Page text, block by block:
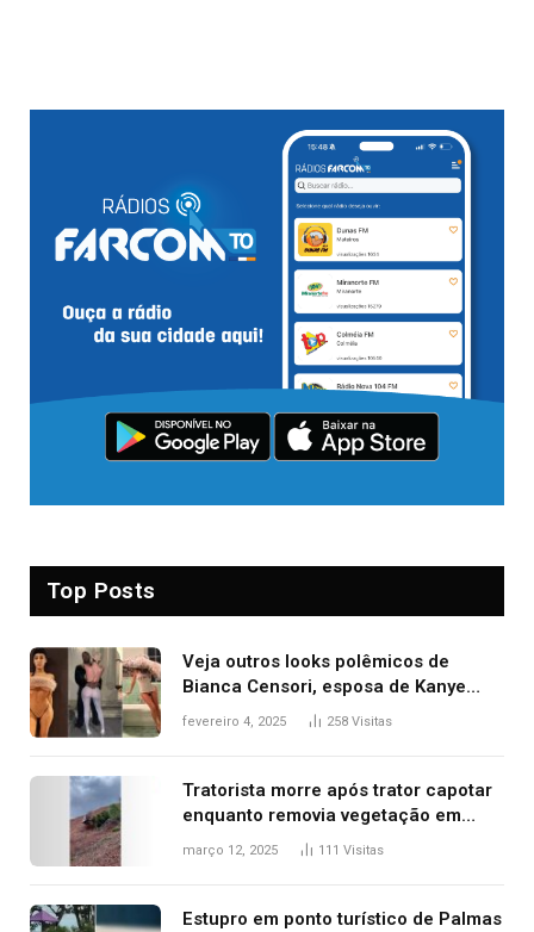
Top Posts
Veja outros looks polêmicos de
Bianca Censori, esposa de Kanye
West que apareceu nua no Grammy
fevereiro 4, 2025 258 Visitas
Tratorista morre após trator capotar
enquanto removia vegetação em
ribanceira de rodovia
março 12, 2025 111 Visitas
Estupro em ponto turístico de Palmas